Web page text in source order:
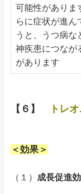
可能性がありま
らに症状が進ん
うと、うつ病な
神疾患につなが
があります
【６】 トレ
＜効果＞
（１） 成長促進